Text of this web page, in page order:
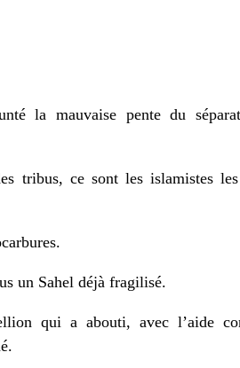
la mauvaise pente du
tribus, ce sont les islamistes
un Sahel déjà fragilisé.
qui a abouti, avec l’aide